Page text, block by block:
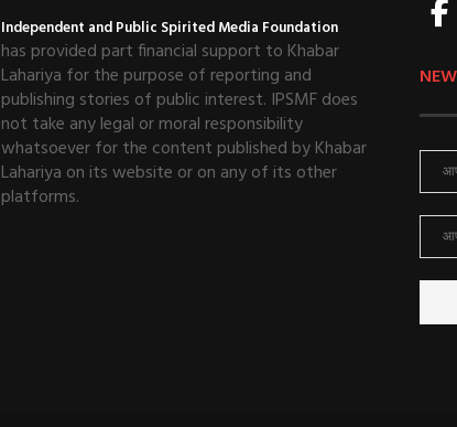
Independent and Public Spirited Media Foundation
has provided part financial support to Khabar
Lahariya for the purpose of reporting and
publishing stories of public interest. IPSMF does
not take any legal or moral responsibility
whatsoever for the content published by Khabar
Lahariya on its website or on any of its other
platforms.